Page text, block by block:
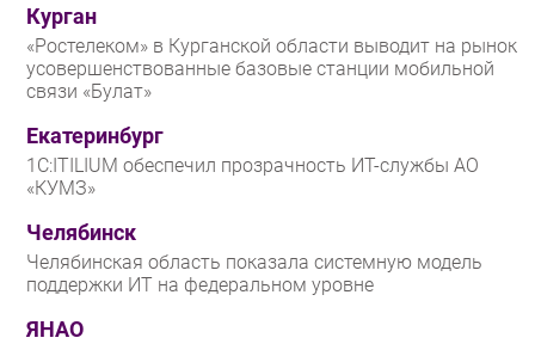
Курган
«Ростелеком» в Курганской области выводит на рынок
усовершенствованные базовые станции мобильной
связи «Булат»
Екатеринбург
1С:ITILIUM обеспечил прозрачность ИТ-службы АО
«КУМЗ»
Челябинск
Челябинская область показала системную модель
поддержки ИТ на федеральном уровне
ЯНАО